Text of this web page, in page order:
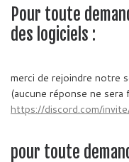
Pour toute
des logiciels :
merci de rejoindre notre
(aucune réponse ne sera
https://discord.com/
pour toute